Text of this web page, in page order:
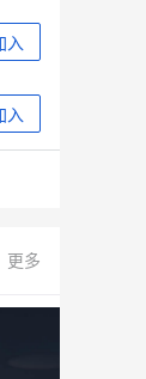
入
入
更多